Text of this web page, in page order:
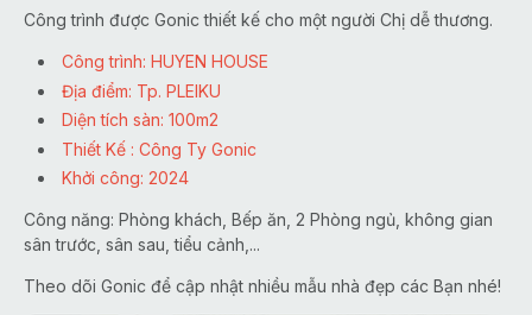
Công trình được Gonic thiết kế cho một người Chị dễ thương.
Công trình: HUYEN HOUSE
Địa điểm: Tp. PLEIKU
Diện tích sàn: 100m2
Thiết Kế : Công Ty Gonic
Khởi công: 2024
Công năng: Phòng khách, Bếp ăn, 2 Phòng ngủ, không gian
sân trước, sân sau, tiểu cảnh,...
Theo dõi Gonic để cập nhật nhiều mẫu nhà đẹp các Bạn nhé!